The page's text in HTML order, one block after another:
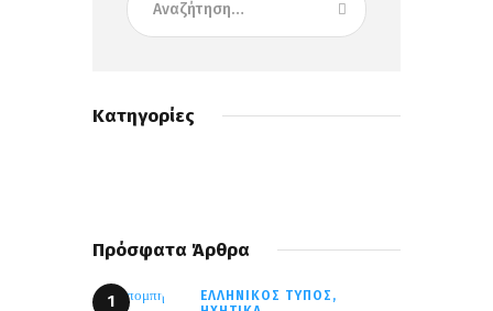
Κατηγορίες
Πρόσφατα Άρθρα
ΕΛΛΗΝΙΚΌΣ ΤΎΠΟΣ,